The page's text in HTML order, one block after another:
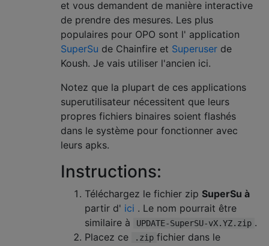
et vous demandent de manière interactive
de prendre des mesures. Les plus
populaires pour OPO sont l' application
SuperSu de Chainfire et Superuser de
Koush. Je vais utiliser l'ancien ici.
Notez que la plupart de ces applications
superutilisateur nécessitent que leurs
propres fichiers binaires soient flashés
dans le système pour fonctionner avec
leurs apks.
Instructions:
Téléchargez le fichier zip SuperSu à
partir d' ici . Le nom pourrait être
similaire à
UPDATE-SuperSU-vX.YZ.zip .
Placez ce
.zip fichier dans le